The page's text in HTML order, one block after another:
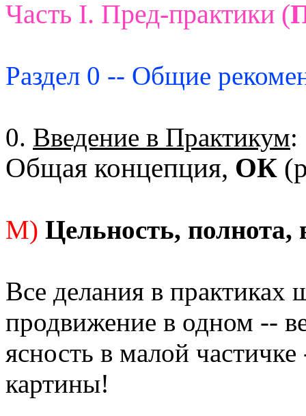
Часть I. Пред-практики (
Раздел 0 -- Общие
0. Введение в Практикум:
Общая концепция, ОК
М) Цельность, полнота,
Все делания в практиках
продвижение в одном --
ясность в малой
картины!